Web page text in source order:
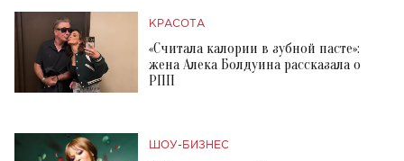
КРАСОТА
«Считала калории в зубной пасте»:
жена Алека Болдуина рассказала о
РПП
ШОУ-БИЗНЕС